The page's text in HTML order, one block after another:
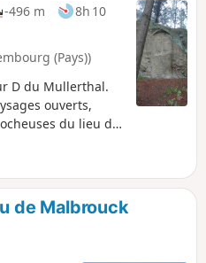
-496 m
8h 10
(Pays))
D du Mullerthal.
ouverts,
du lieu de
d'anciens hauts
forestiers.
de Malbrouck